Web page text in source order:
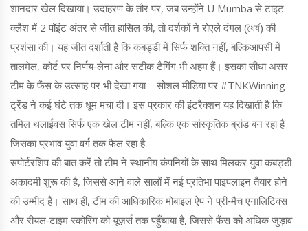
शानदार खेल दिखाया। उदाहरण के तौर पर, जब उन्होंने U Mumba से टाइट
क्लैश में 2 पॉइंट अंतर से जीत हासिल की, तो दर्शकों ने रोएले दंगल (ধৈর্য) की
प्रशंसा की। यह जीत दर्शाती है कि कबड्डी में सिर्फ शक्ति नहीं, बल्किआपसी में
तालमेल, कोर्ट पर निर्णय‑लेना और सटीक टैगिंग भी अहम हैं। इसका सीधा असर
टीम के फैंस के उत्साह पर भी देखा गया—सोशल मीडिया पर #TNKWinning
ट्रेंड ने कई घंटे तक धूम मचा दी। इस प्रकार की इंटरैक्शन यह दिखाती है कि
तमिल थलाईवस सिर्फ एक खेल टीम नहीं, बल्कि एक सांस्कृतिक ब्रांड बन रहा है
जिसका प्रभाव युवा वर्ग तक फैल रहा है.
सपोर्टरशिप की बात करें तो टीम ने स्थानीय कंपनियों के साथ मिलकर युवा कबड्डी
अकादमी शुरू की है, जिससे आने वाले सालों में नई प्रतिभा पाइपलाइन तैयार होने
की उम्मीद है। साथ ही, टीम की आधिकारिक मोबाइल ऐप ने प्री‑मैच एनालिटिक्स
और रीयल‑टाइम स्कोरिंग को यूज़र्स तक पहुँचाया है, जिससे फैंस को अधिक जुड़ाव